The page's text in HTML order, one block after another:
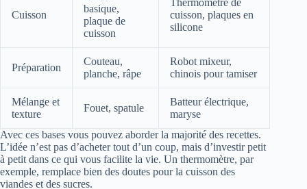
Cuisson
basique,
plaque de
cuisson
cuisson, plaques en
silicone
Préparation
Couteau,
planche, râpe
Robot mixeur,
chinois pour tamiser
Mélange et
texture
Fouet, spatule
Batteur électrique,
maryse
Avec ces bases vous pouvez aborder la majorité des recettes.
L’idée n’est pas d’acheter tout d’un coup, mais d’investir petit
à petit dans ce qui vous facilite la vie. Un thermomètre, par
exemple, remplace bien des doutes pour la cuisson des
viandes et des sucres.